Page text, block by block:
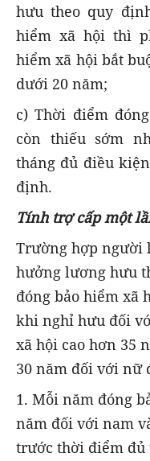
hưu theo quy
hiểm xã hội thì
hiểm xã hội bắt
dưới 20 năm;
c) Thời điểm
còn thiếu sớm
tháng đủ điều
định.
Tính trợ cấp một
Trường hợp người
hưởng lương hưu
đóng bảo hiểm xã
khi nghỉ hưu đối
xã hội cao hơn 35
30 năm đối với nữ
1. Mỗi năm đóng
năm đối với nam
trước thời điểm